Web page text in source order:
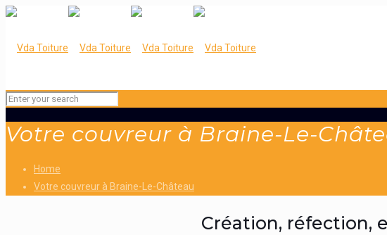
Votre couvreur à Braine-Le-
Home
Votre couvreur à Braine-Le-Château
Création, réfection,